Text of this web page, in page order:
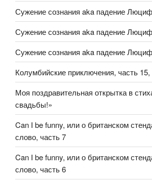
Сужение сознания aka падение
Сужение сознания aka падение
Сужение сознания aka падение
Колумбийские приключения, часть
Моя поздравительная открытка в
свадьбы!»
Can I be funny, или о британском
слово, часть 7
Can I be funny, или о британском
слово, часть 6